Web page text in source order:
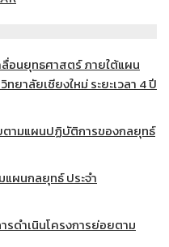
อนยุทธศาสตร์ ภายใต้แผน
าลัยเชียงใหม่ ระยะเวลา 4 ปี
ามแผนปฏิบัติการของกลยุทธ์
ผนกลยุทธ์ ประจำ
ดำเนินโครงการย่อยตาม